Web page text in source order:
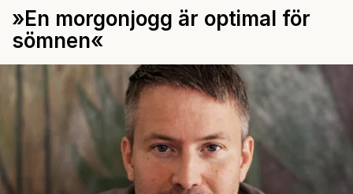
»En morgonjogg är optimal för
sömnen«